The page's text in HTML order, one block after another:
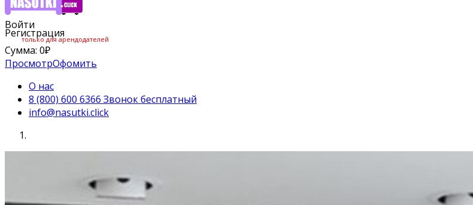
Войти
Регистрация
только для арендодателей
Сумма: 0₽
ПросмотрОфомить
О нас
8 (800) 600 6366 Звонок бесплатный
info@nasutki.click